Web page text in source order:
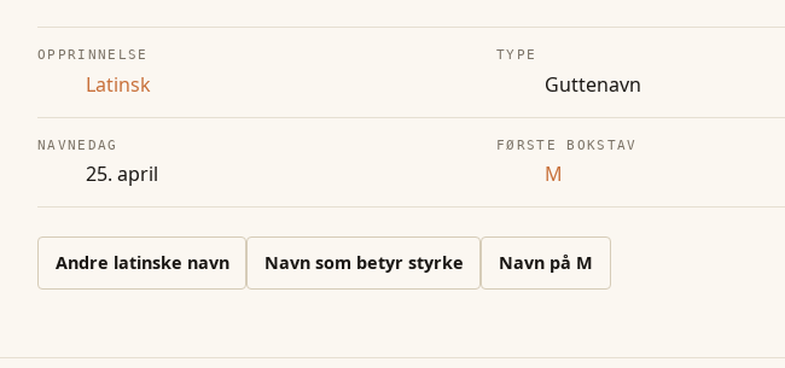
OPPRINNELSE
Latinsk
TYPE
Guttenavn
NAVNEDAG
25. april
FØRSTE BOKSTAV
M
Andre latinske navn Navn som betyr styrke Navn på M